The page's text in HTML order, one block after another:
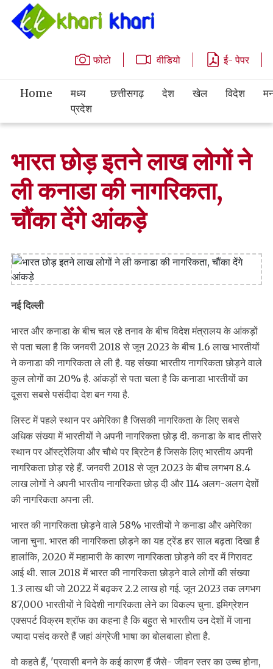
फोटो वीडियो ई- पेपर
Home
मध्य
प्रदेश
छत्तीसगढ़ देश खेल विदेश
भारत छोड़ इतने लाख लोगों ने
ली कनाडा की नागरिकता,
चौंका देंगे आंकड़े
नई दिल्ली
भारत और कनाडा के बीच चल रहे तनाव के बीच विदेश मंत्रालय के आंकड़ों
से पता चला है कि जनवरी 2018 से जून 2023 के बीच 1.6 लाख भारतीयों
ने कनाडा की नागरिकता ले ली है. यह संख्या भारतीय नागरिकता छोड़ने वाले
कुल लोगों का 20% है. आंकड़ों से पता चला है कि कनाडा भारतीयों का
दूसरा सबसे पसंदीदा देश बन गया है.
लिस्ट में पहले स्थान पर अमेरिका है जिसकी नागरिकता के लिए सबसे
अधिक संख्या में भारतीयों ने अपनी नागरिकता छोड़ दी. कनाडा के बाद तीसरे
स्थान पर ऑस्ट्रेलिया और चौथे पर ब्रिटेन है जिसके लिए भारतीय अपनी
नागरिकता छोड़ रहे हैं. जनवरी 2018 से जून 2023 के बीच लगभग 8.4
लाख लोगों ने अपनी भारतीय नागरिकता छोड़ दी और 114 अलग-अलग देशों
की नागरिकता अपना ली.
भारत की नागरिकता छोड़ने वाले 58% भारतीयों ने कनाडा और अमेरिका
जाना चुना. भारत की नागरिकता छोड़ने का यह ट्रेंड हर साल बढ़ता दिखा है
हालांकि, 2020 में महामारी के कारण नागरिकता छोड़ने की दर में गिरावट
आई थी. साल 2018 में भारत की नागरिकता छोड़ने वाले लोगों की संख्या
1.3 लाख थी जो 2022 में बढ़कर 2.2 लाख हो गई. जून 2023 तक लगभग
87,000 भारतीयों ने विदेशी नागरिकता लेने का विकल्प चुना. इमिग्रेशन
एक्सपर्ट विक्रम श्रॉफ का कहना है कि बहुत से भारतीय उन देशों में जाना
ज्यादा पसंद करते हैं जहां अंग्रेजी भाषा का बोलबाला होता है.
वो कहते हैं, 'प्रवासी बनने के कई कारण हैं जैसे- जीवन स्तर का उच्च होना,